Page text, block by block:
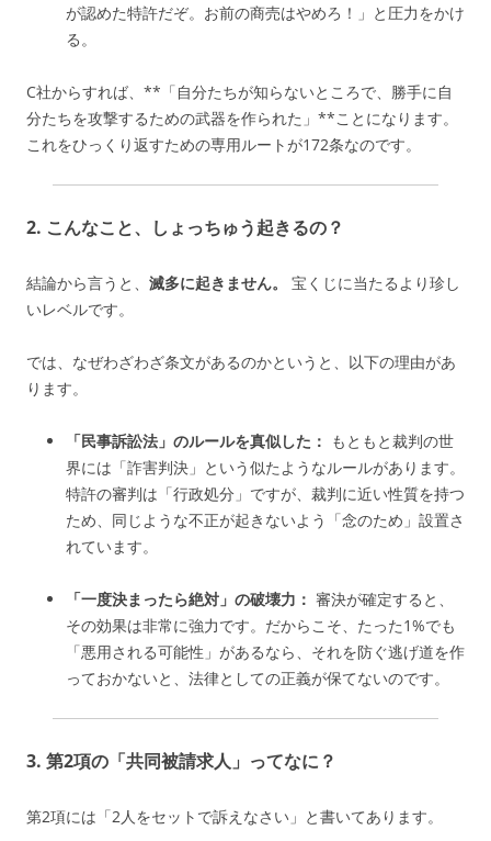
が認めた特許だぞ。お前の商売はやめろ！」と圧力をかけ
る。
C社からすれば、**「自分たちが知らないところで、勝手に自
分たちを攻撃するための武器を作られた」**ことになります。
これをひっくり返すための専用ルートが172条なのです。
2. こんなこと、しょっちゅう起きるの？
結論から言うと、 滅多に起きません。
宝くじに当たるより珍し
いレベルです。
では、なぜわざわざ条文があるのかというと、以下の理由があ
ります。
「民事訴訟法」のルールを真似した： もともと裁判の世
界には「詐害判決」という似たようなルールがあります。
特許の審判は「行政処分」ですが、裁判に近い性質を持つ
ため、同じような不正が起きないよう「念のため」設置さ
れています。
「一度決まったら絶対」の破壊力： 審決が確定すると、
その効果は非常に強力です。だからこそ、たった1%でも
「悪用される可能性」があるなら、それを防ぐ逃げ道を作
っておかないと、法律としての正義が保てないのです。
3. 第2項の「共同被請求人」ってなに？
第2項には「2人をセットで訴えなさい」と書いてあります。